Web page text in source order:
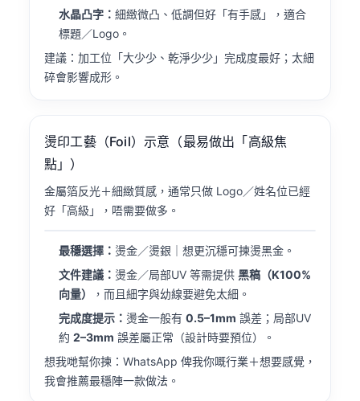
水晶凸字： 細緻微凸、低調但好「有手感」，適合
標題／Logo。
建議：加工位「大少少、乾淨少少」完成度最好；太細
碎會影響成形。
燙印工藝（Foil）示意（最易做出「高級焦
點」）
金屬箔反光＋細緻質感，通常只做 Logo／姓名位已經
好「高級」，唔需要做多。
最穩選擇： 燙金／燙銀｜想更沉穩可揀燙黑金。
文件建議： 燙金／局部UV 等需提供 黑稿（K100%
向量）
，而且細字與幼線要避免太細。
完成度提示： 燙金一般有 0.5–1mm 誤差；局部UV
約 2–3mm 誤差屬正常（設計時要預位）。
想我哋幫你揀：WhatsApp 俾我你嘅行業＋想要感覺，
我會推薦最穩陣一款做法。